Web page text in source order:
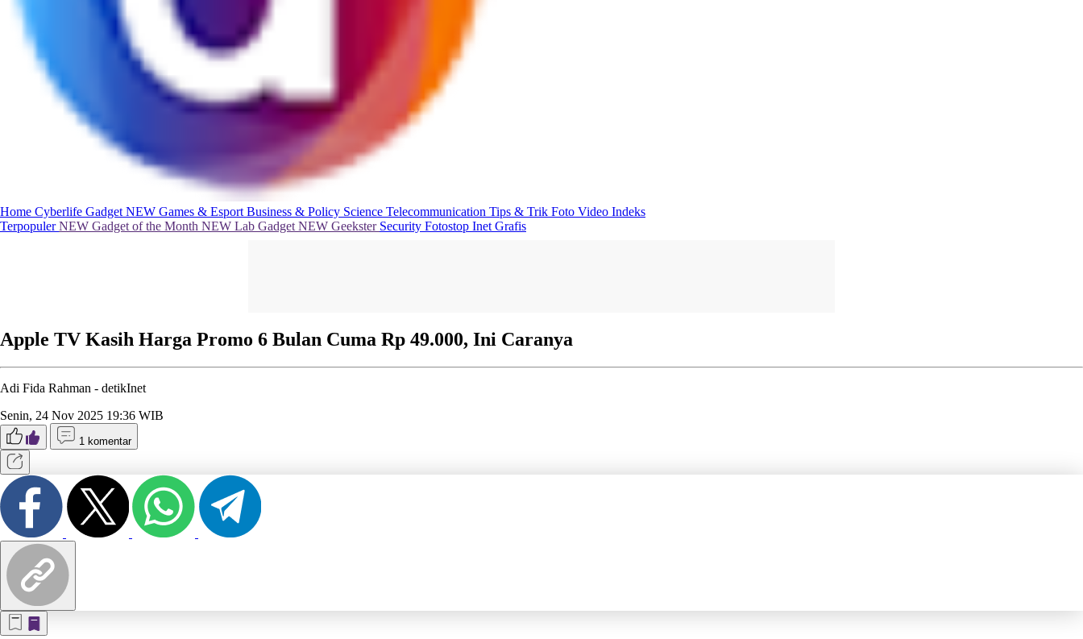
Home Cyberlife Gadget NEW Games & Esport Business & Policy Science Telecommunication Tips & Trik Foto Video Indeks
TerpopulerNEW Gadget of the Month NEW Lab Gadget NEW Geekster Security Fotostop Inet Grafis
Apple TV Kasih Harga Promo 6 Bulan Cuma Rp 49.000, Ini Caranya
Adi Fida Rahman - detikInet
Senin, 24 Nov 2025 19:36 WIB
1 komentar